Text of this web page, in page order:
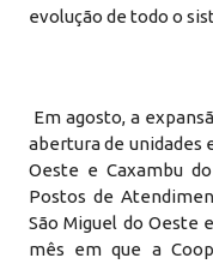
evolução de todo o
Em agosto, a
abertura de unidades
Oeste e Caxambu
Postos de
São Miguel do Oeste
mês em que a